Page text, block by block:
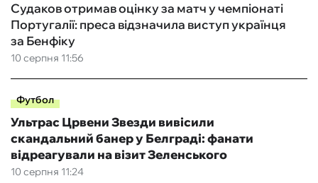
10 серпня 11:56
Судаков отримав оцінку за матч у чемпіонаті
Португалії: преса відзначила виступ українця
за Бенфіку
Футбол
10 серпня 11:24
Ультрас Црвени Звезди вивісили
скандальний банер у Белграді: фанати
відреагували на візит Зеленського